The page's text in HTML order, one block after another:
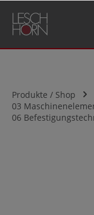
springen
Produkte / Shop
03
06